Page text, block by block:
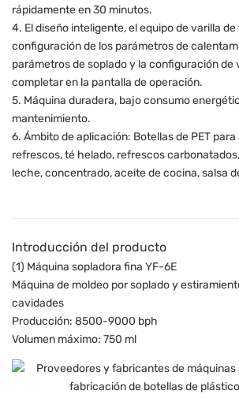
rápidamente en 30 minutos.
4. El diseño inteligente, el equipo de varilla
configuración de los parámetros de
parámetros de soplado y la configuración de
completar en la pantalla de operación.
5. Máquina duradera, bajo consumo
mantenimiento.
6. Ámbito de aplicación: Botellas de PET para
refrescos, té helado, refrescos
leche, concentrado, aceite de cocina, salsa
Introducción del producto
(1) Máquina sopladora fina YF-6E
Máquina de moldeo por soplado y
cavidades
Producción: 8500-9000 bph
Volumen máximo: 750 ml